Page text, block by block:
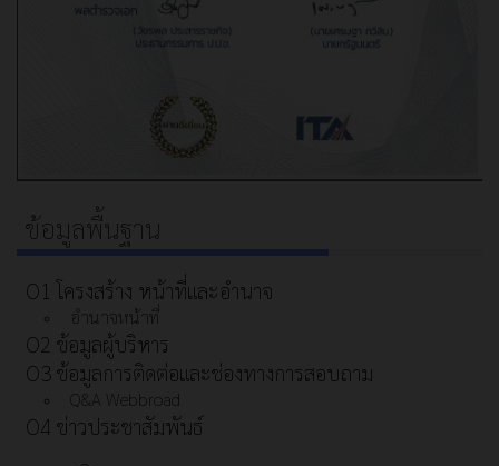
ข้อมูลพื้นฐาน
O1 โครงสร้าง หน้าที่และอำนาจ
อำนาจหน้าที่
O2 ข้อมูลผู้บริหาร
O3 ข้อมูลการติดต่อและช่องทางการสอบถาม
Q&A Webbroad
O4 ข่าวประชาสัมพันธ์